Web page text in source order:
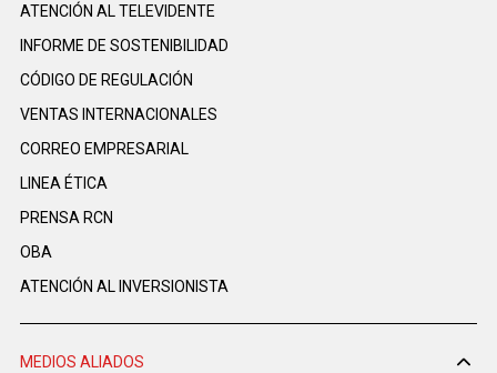
ATENCIÓN AL TELEVIDENTE
INFORME DE SOSTENIBILIDAD
CÓDIGO DE REGULACIÓN
VENTAS INTERNACIONALES
CORREO EMPRESARIAL
LINEA ÉTICA
PRENSA RCN
OBA
ATENCIÓN AL INVERSIONISTA
MEDIOS ALIADOS